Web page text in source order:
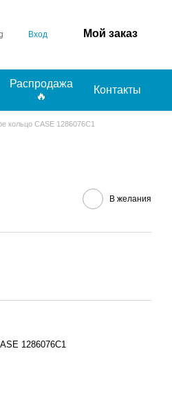
Вход Мой заказ
Распродажа
🔥
Контакты
кольцо CASE 1286076C1
В желания
1286076C1